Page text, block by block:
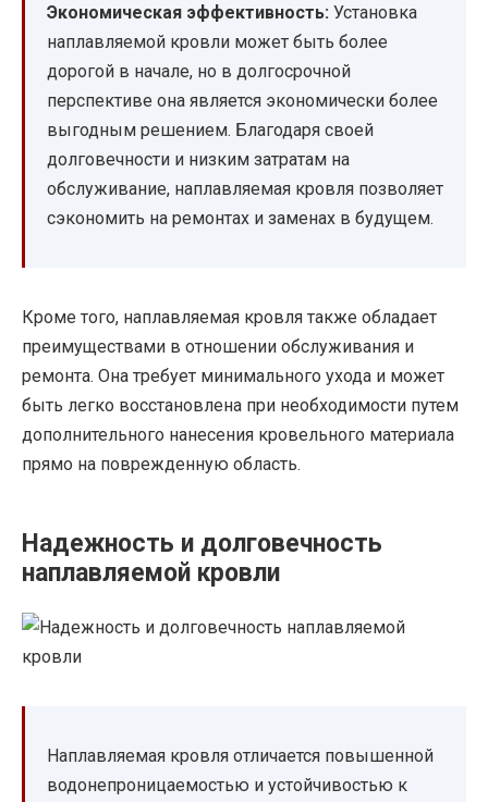
Экономическая эффективность: Установка
наплавляемой кровли может быть более
дорогой в начале, но в долгосрочной
перспективе она является экономически более
выгодным решением. Благодаря своей
долговечности и низким затратам на
обслуживание, наплавляемая кровля позволяет
сэкономить на ремонтах и заменах в будущем.
Кроме того, наплавляемая кровля также обладает
преимуществами в отношении обслуживания и
ремонта. Она требует минимального ухода и может
быть легко восстановлена при необходимости путем
дополнительного нанесения кровельного материала
прямо на поврежденную область.
Надежность и долговечность
наплавляемой кровли
Наплавляемая кровля отличается повышенной
водонепроницаемостью и устойчивостью к